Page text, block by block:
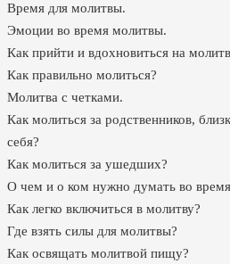
Время для молитвы.
Эмоции во время молитвы.
Как прийти и вдохновиться на
Как правильно молиться?
Молитва с четками.
Как молиться за родственников,
себя?
Как молиться за ушедших?
О чем и о ком нужно думать во
Как легко включиться в молитву?
Где взять силы для молитвы?
Как освящать молитвой пищу?